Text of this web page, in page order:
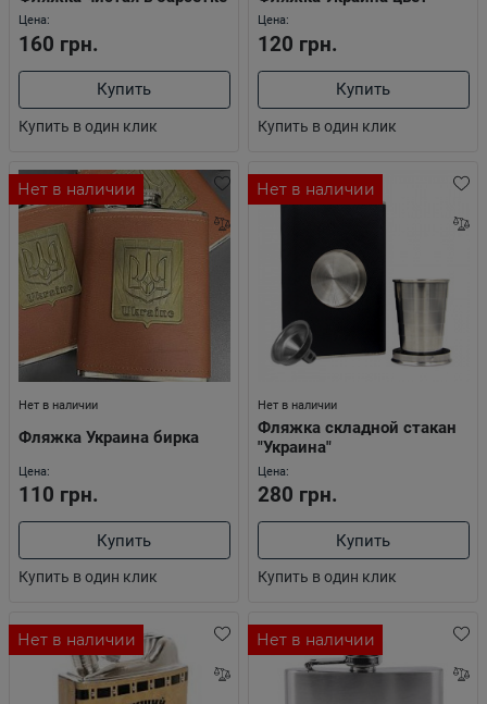
Цена:
160 грн.
Купить
Купить в один клик
Цена:
120 грн.
Купить
Купить в один клик
Нет в наличии
Нет в наличии
Фляжка Украина бирка
Цена:
110 грн.
Купить
Купить в один клик
Нет в наличии
Нет в наличии
Фляжка складной стакан
"Украина"
Цена:
280 грн.
Купить
Купить в один клик
Нет в наличии Нет в наличии